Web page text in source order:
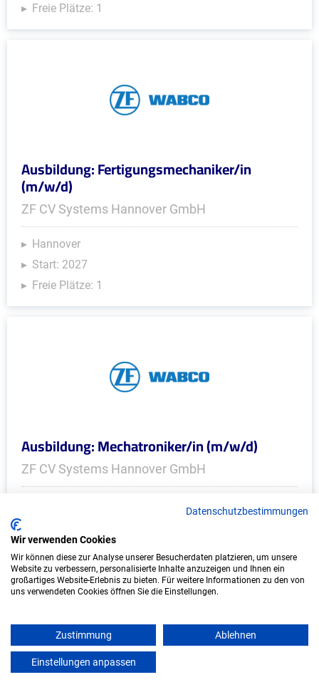
Freie Plätze: 1
Ausbildung: Fertigungsmechaniker/in
(m/w/d)
ZF CV Systems Hannover GmbH
Hannover
Start: 2027
Freie Plätze: 1
Ausbildung: Mechatroniker/in (m/w/d)
ZF CV Systems Hannover GmbH
Freie Plätze: 1
Datenschutzbestimmungen
Wir verwenden Cookies
Wir können diese zur Analyse unserer Besucherdaten platzieren, um unsere
Website zu verbessern, personalisierte Inhalte anzuzeigen und Ihnen ein
großartiges Website-Erlebnis zu bieten. Für weitere Informationen zu den von
uns verwendeten Cookies öffnen Sie die Einstellungen.
Zustimmung Ablehnen
Einstellungen anpassen